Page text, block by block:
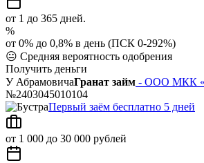
от 1 до 365 дней.
%
от 0% до 0,8% в день (ПСК 0-292%)
😐 Средняя вероятность одобрения
Получить деньги
У АбрамовичаГранат займ - ООО МКК
№2403045010104
Первый заём бесплатно 5 дней
от 1 000 до 30 000 рублей